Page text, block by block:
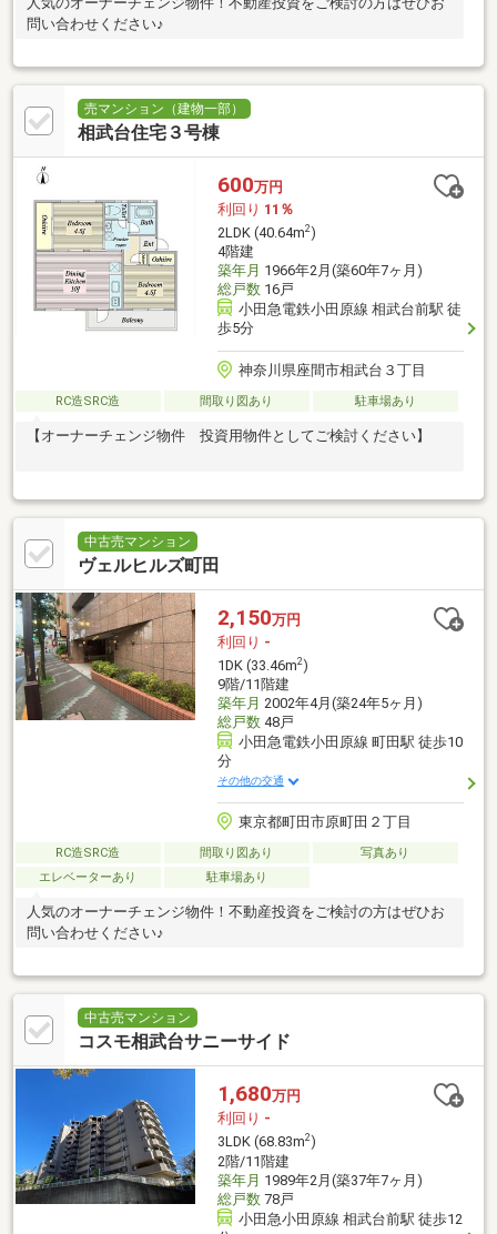
問い合わせください♪
売マンション（建物一部）
相武台住宅３号棟
600万円
利回り 11％
2LDK (40.64m2)
4階建
築年月 1966年2月(築60年7ヶ月)
総戸数16戸
小田急電鉄小田原線 相武台前駅 徒
歩5分
神奈川県座間市相武台３丁目
RC造SRC造 間取り図あり 駐車場あり
【オーナーチェンジ物件 投資用物件としてご検討ください】
中古売マンション
ヴェルヒルズ町田
2,150万円
利回り -
1DK (33.46m2)
9階/11階建
築年月 2002年4月(築24年5ヶ月)
総戸数48戸
小田急電鉄小田原線 町田駅 徒歩10
分
その他の交通
東京都町田市原町田２丁目
RC造SRC造 間取り図あり
写真あり
エレベーターあり
駐車場あり
人気のオーナーチェンジ物件！不動産投資をご検討の方はぜひお
問い合わせください♪
中古売マンション
コスモ相武台サニーサイド
1,680万円
利回り -
3LDK (68.83m2)
2階/11階建
築年月 1989年2月(築37年7ヶ月)
総戸数78戸
小田急小田原線 相武台前駅 徒歩12